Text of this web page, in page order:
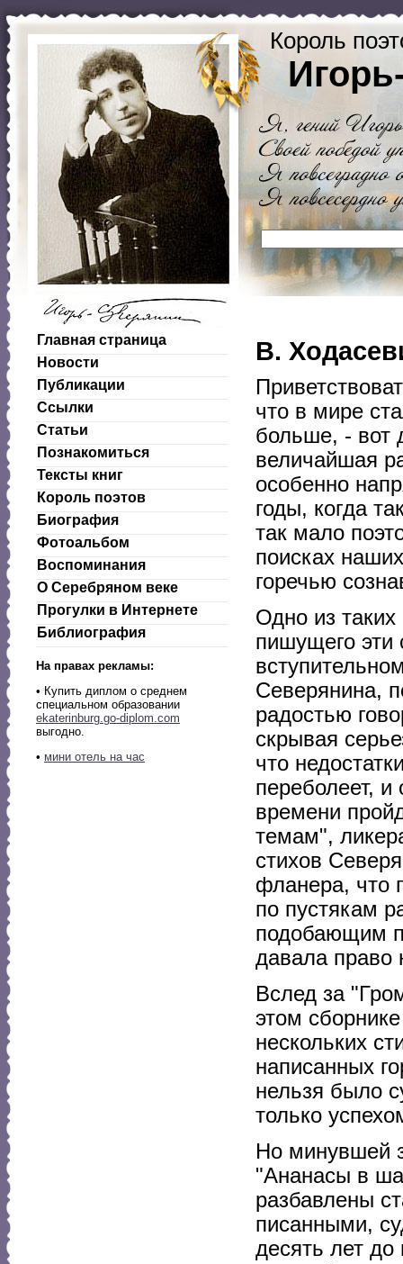
Король
Главная страница
Новости
Публикации
Ссылки
Статьи
Познакомиться
Тексты книг
Король поэтов
Биография
Фотоальбом
Воспоминания
О Серебряном веке
Прогулки в Интернете
Библиография
На правах рекламы:
• Купить диплом о среднем
специальном образовании
ekaterinburg.go-diplom.com
выгодно.
• мини отель на час
В.
что в мире
больше, - вот
величайшая
особенно
годы, когда
так мало
поисках
горечью
Одно из
пишущего эти
Северянина,
радостью
скрывая
что
переболеет,
времени
темам",
стихов
фланера, что
по пустякам
подобающим
давала право
Вслед за
этом
нескольких
написанных
нельзя было
только
Но минувшей
"Ананасы в
разбавлены
писанными,
десять лет